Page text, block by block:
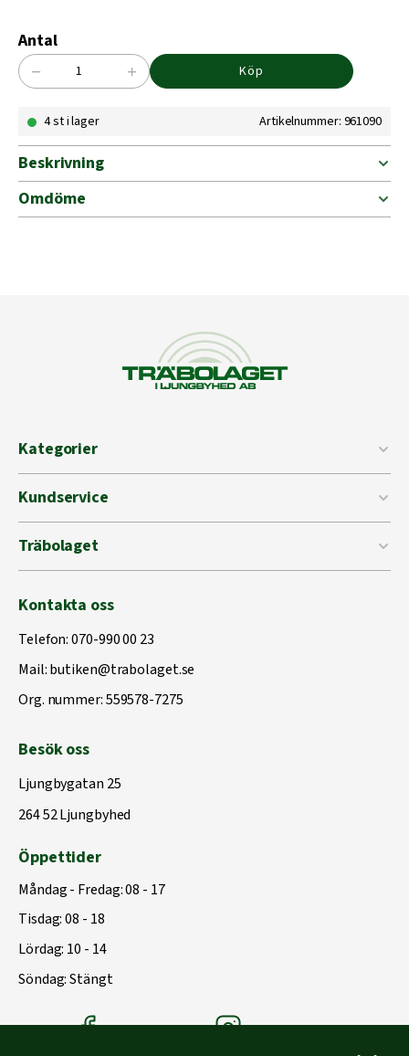
Antal
LAMPHÅLLARE
VIT
SB
− + Köp
4 st i lager Artikelnummer: 961090
Beskrivning
Omdöme
Kategorier
Kundservice
Träbolaget
Kontakta oss
Telefon:070-990 00 23
Mail:butiken@trabolaget.se
Org. nummer: 559578-7275
Besök oss
Ljungbygatan 25
264 52 Ljungbyhed
Öppettider
Måndag - Fredag: 08 - 17
Tisdag: 08 - 18
Lördag: 10 - 14
Söndag: Stängt